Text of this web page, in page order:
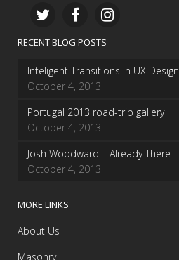
RECENT BLOG POSTS
Inteligent Transitions In UX Design
October 4, 2013
Portugal 2013 road-trip gallery
October 4, 2013
Josh Woodward – Already There
October 4, 2013
MORE LINKS
About Us
Masonry